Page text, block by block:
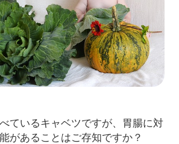
ているキャベツですが、胃腸に対
があることはご存知ですか？